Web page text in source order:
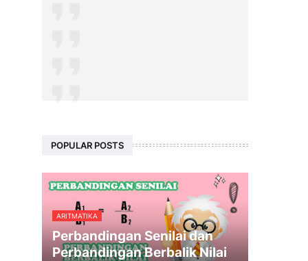
POPULAR POSTS
ARITMATIKA
Perbandingan Senilai dan
Perbandingan Berbalik Nilai